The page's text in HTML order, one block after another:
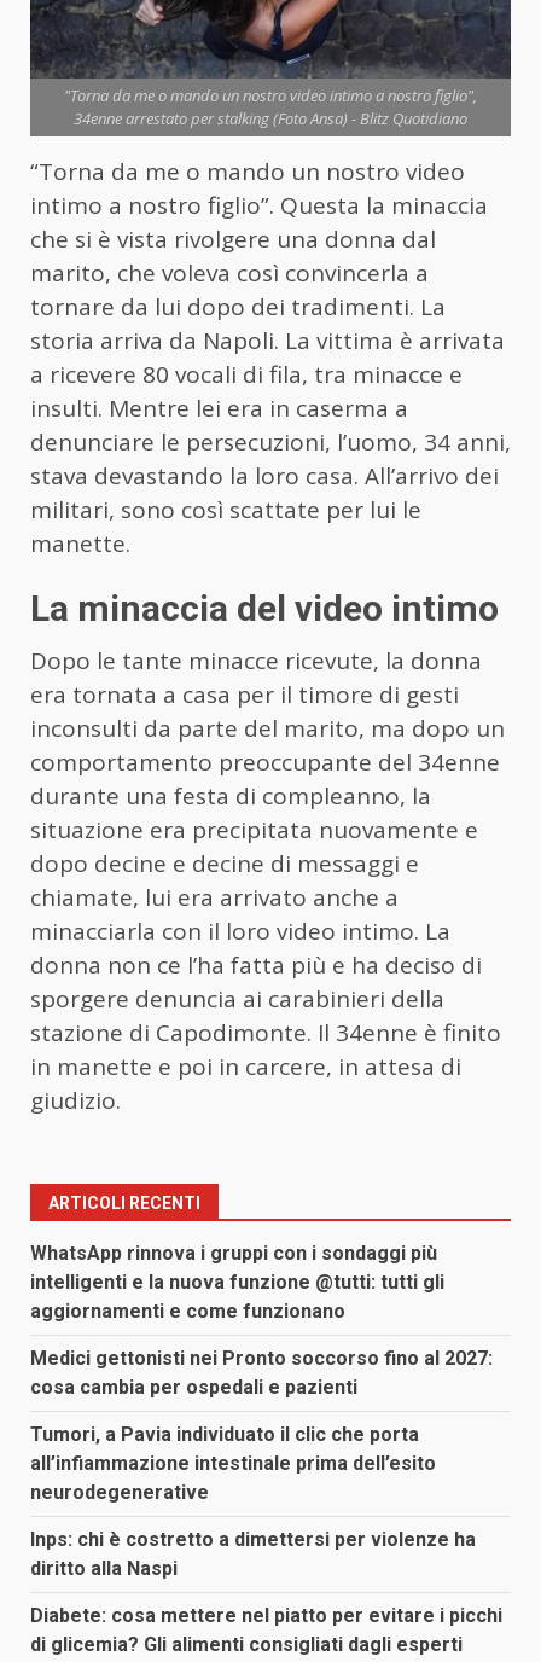
"Torna da me o mando un nostro video intimo a nostro figlio",
34enne arrestato per stalking (Foto Ansa) - Blitz Quotidiano
“Torna da me o mando un nostro video
intimo a nostro figlio”. Questa la minaccia
che si è vista rivolgere una donna dal
marito, che voleva così convincerla a
tornare da lui dopo dei tradimenti. La
storia arriva da Napoli. La vittima è arrivata
a ricevere 80 vocali di fila, tra minacce e
insulti. Mentre lei era in caserma a
denunciare le persecuzioni, l’uomo, 34 anni,
stava devastando la loro casa. All’arrivo dei
militari, sono così scattate per lui le
manette.
La minaccia del video intimo
Dopo le tante minacce ricevute, la donna
era tornata a casa per il timore di gesti
inconsulti da parte del marito, ma dopo un
comportamento preoccupante del 34enne
durante una festa di compleanno, la
situazione era precipitata nuovamente e
dopo decine e decine di messaggi e
chiamate, lui era arrivato anche a
minacciarla con il loro video intimo. La
donna non ce l’ha fatta più e ha deciso di
sporgere denuncia ai carabinieri della
stazione di Capodimonte. Il 34enne è finito
in manette e poi in carcere, in attesa di
giudizio.
ARTICOLI RECENTI
WhatsApp rinnova i gruppi con i sondaggi più
intelligenti e la nuova funzione @tutti: tutti gli
aggiornamenti e come funzionano
Medici gettonisti nei Pronto soccorso fino al 2027:
cosa cambia per ospedali e pazienti
Tumori, a Pavia individuato il clic che porta
all’infiammazione intestinale prima dell’esito
neurodegenerative
Inps: chi è costretto a dimettersi per violenze ha
diritto alla Naspi
Diabete: cosa mettere nel piatto per evitare i picchi
di glicemia? Gli alimenti consigliati dagli esperti